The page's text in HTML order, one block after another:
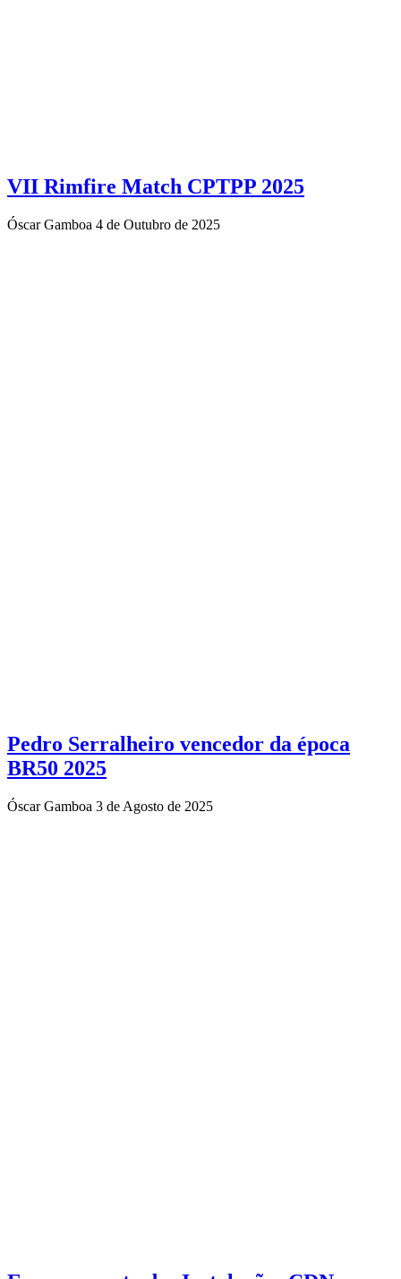
VII Rimfire Match CPTPP 2025
Óscar Gamboa 4 de Outubro de 2025
Pedro Serralheiro vencedor da época
BR50 2025
Óscar Gamboa 3 de Agosto de 2025